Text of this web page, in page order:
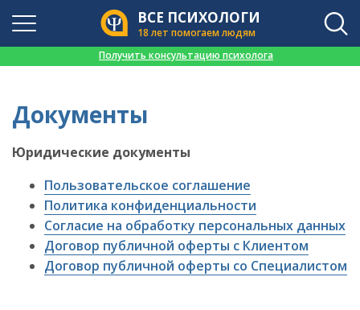
ВСЕ ПСИХОЛОГИ
18 лет помогаем людям
Получить консультацию психолога
Документы
Юридические документы
Пользовательское соглашение
Политика конфиденциальности
Согласие на обработку персональных данных
Договор публичной оферты с Клиентом
Договор публичной оферты со Специалистом